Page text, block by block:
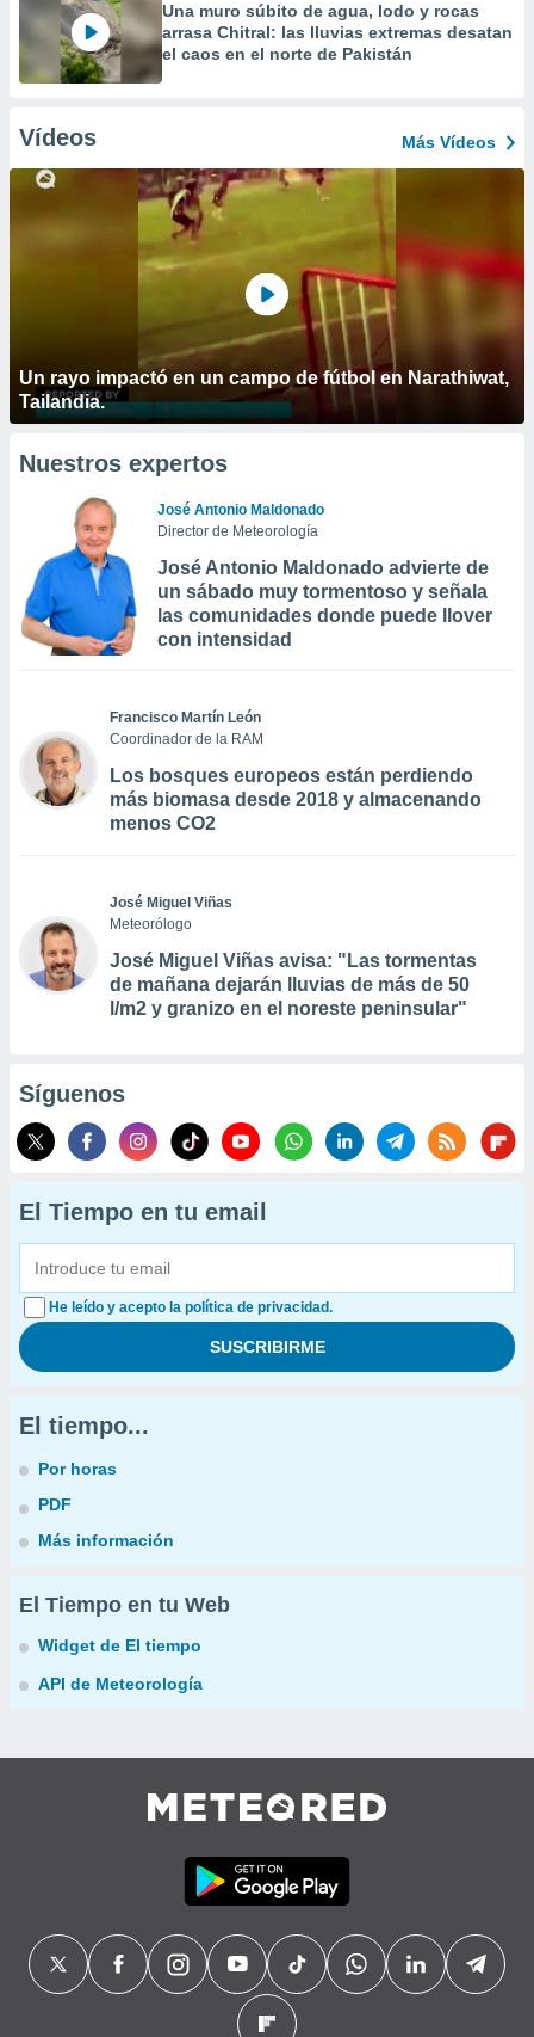
Una muro súbito de agua, lodo y rocas
arrasa Chitral: las lluvias extremas desatan
el caos en el norte de Pakistán
Vídeos Más Vídeos
Un rayo impactó en un campo de fútbol en Narathiwat,
Tailandia.
Nuestros expertos
José Antonio Maldonado
Director de Meteorología
José Antonio Maldonado advierte de
un sábado muy tormentoso y señala
las comunidades donde puede llover
con intensidad
Francisco Martín León
Coordinador de la RAM
Los bosques europeos están perdiendo
más biomasa desde 2018 y almacenando
menos CO2
José Miguel Viñas
Meteorólogo
José Miguel Viñas avisa: "Las tormentas
de mañana dejarán lluvias de más de 50
l/m2 y granizo en el noreste peninsular"
Síguenos
El Tiempo en tu email
He leído y acepto la política de privacidad.
El tiempo...
Por horas
PDF
Más información
El Tiempo en tu Web
Widget de El tiempo
API de Meteorología